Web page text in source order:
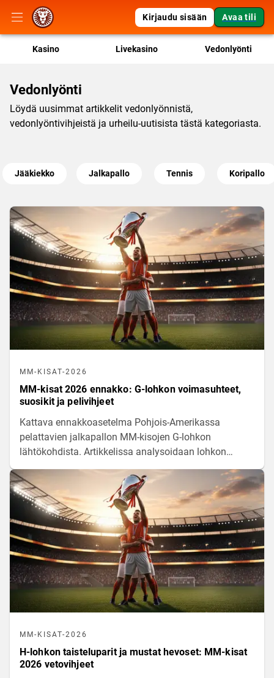
Kirjaudu sisään Avaa tili
Kasino Livekasino Vedonlyönti
Vedonlyönti
Löydä uusimmat artikkelit vedonlyönnistä,
vedonlyöntivihjeistä ja urheilu-uutisista tästä kategoriasta.
Jääkiekko Jalkapallo Tennis Koripallo
MM-KISAT-2026
MM-kisat 2026 ennakko: G-lohkon voimasuhteet,
suosikit ja pelivihjeet
Kattava ennakkoasetelma Pohjois-Amerikassa
pelattavien jalkapallon MM-kisojen G-lohkon
lähtökohdista. Artikkelissa analysoidaan lohkon
tilastollisia odotusarvoja matkalla kohti
pudotuspelejä.
MM-KISAT-2026
H-lohkon taisteluparit ja mustat hevoset: MM-kisat
2026 vetovihjeet